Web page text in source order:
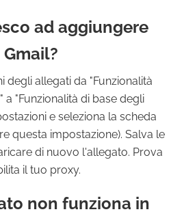
ad aggiungere
degli allegati da "Funzionalità
a "Funzionalità di base degli
e seleziona la scheda
questa impostazione). Salva le
di nuovo l'allegato. Prova
il tuo proxy.
non funziona in